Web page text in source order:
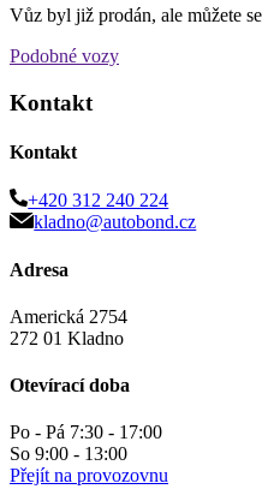
Vůz byl již prodán, ale můžete
Podobné vozy
Kontakt
Kontakt
+420 312 240 224
kladno@autobond.cz
Adresa
Americká 2754
272 01 Kladno
Otevírací doba
Po - Pá 7:30 - 17:00
So 9:00 - 13:00
Přejít na provozovnu